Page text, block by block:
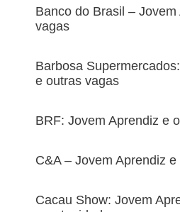
Banco do Brasil –
vagas
Barbosa
e outras vagas
BRF: Jovem Aprendiz e
C&A – Jovem Aprendiz
Cacau Show: Jovem